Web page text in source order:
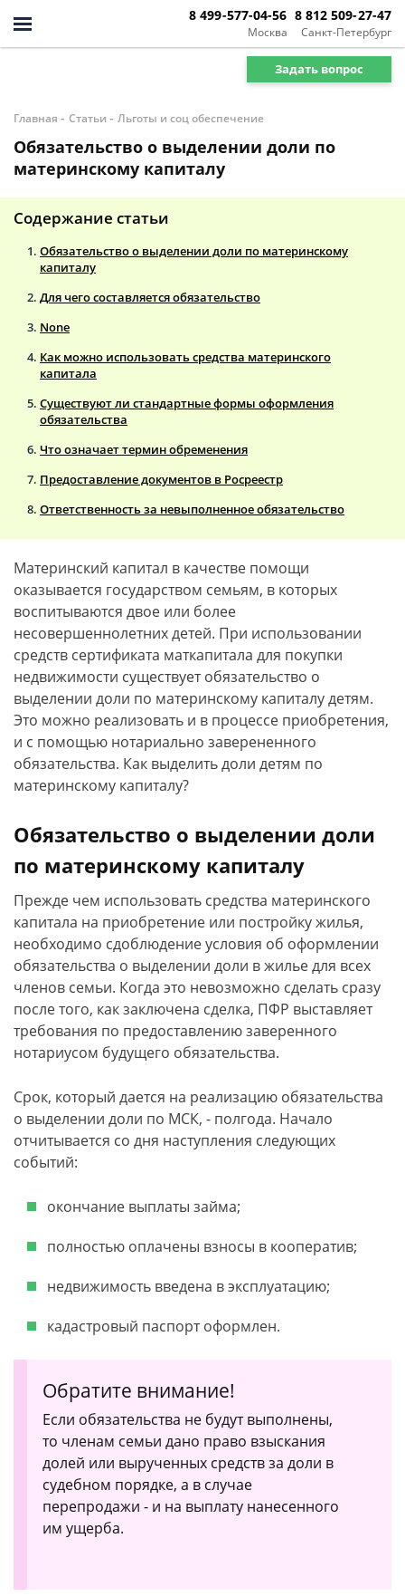
Москва
8 499-577-04-56
Санкт-Петербург
8 812 509-27-47
Задать вопрос
Главная - Статьи - Льготы и соц обеспечение
Обязательство о выделении доли по
материнскому капиталу
Содержание статьи
Обязательство о выделении доли по материнскому
капиталу
Для чего составляется обязательство
None
Как можно использовать средства материнского
капитала
Существуют ли стандартные формы оформления
обязательства
Что означает термин обременения
Предоставление документов в Росреестр
Ответственность за невыполненное обязательство
Материнский капитал в качестве помощи
оказывается государством семьям, в которых
воспитываются двое или более
несовершеннолетних детей. При использовании
средств сертификата маткапитала для покупки
недвижимости существует обязательство о
выделении доли по материнскому капиталу детям.
Это можно реализовать и в процессе приобретения,
и с помощью нотариально заверененного
обязательства. Как выделить доли детям по
материнскому капиталу?
Обязательство о выделении доли
по материнскому капиталу
Прежде чем использовать средства материнского
капитала на приобретение или постройку жилья,
необходимо сдоблюдение условия об оформлении
обязательства о выделении доли в жилье для всех
членов семьи. Когда это невозможно сделать сразу
после того, как заключена сделка, ПФР выставляет
требования по предоставлению заверенного
нотариусом будущего обязательства.
Срок, который дается на реализацию обязательства
о выделении доли по МСК, - полгода. Начало
отчитывается со дня наступления следующих
событий:
окончание выплаты займа;
полностью оплачены взносы в кооператив;
недвижимость введена в эксплуатацию;
кадастровый паспорт оформлен.
Обратите внимание!
Если обязательства не будут выполнены,
то членам семьи дано право взыскания
долей или вырученных средств за доли в
судебном порядке, а в случае
перепродажи - и на выплату нанесенного
им ущерба.